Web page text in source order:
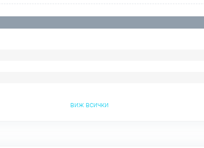
виж всички